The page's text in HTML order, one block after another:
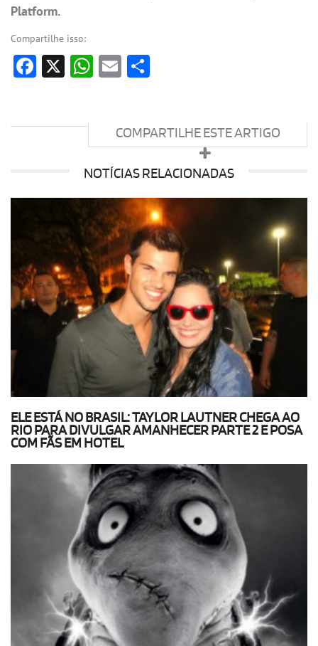
Platform.
Compartilhe isso:
Facebook
X WhatsApp
Email
COMPARTILHE ESTE ARTIGO
NOTÍCIAS RELACIONADAS
ELE ESTÁ NO BRASIL: TAYLOR LAUTNER CHEGA AO
RIO PARA DIVULGAR AMANHECER PARTE 2 E POSA
COM FÃS EM HOTEL